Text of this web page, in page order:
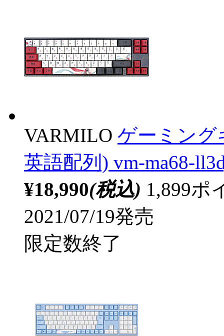
VARMILO ゲーミング
英語配列) vm-ma68-
¥18,990(税込) 1,899ポ
2021/07/19発売
限定数終了